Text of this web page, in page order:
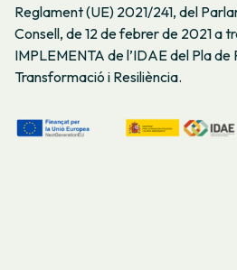
Reglament (UE) 2021/241, del
Consell, de 12 de febrer de 2021 a
IMPLEMENTA de l’IDAE del Pla de
Transformació i Resiliència.